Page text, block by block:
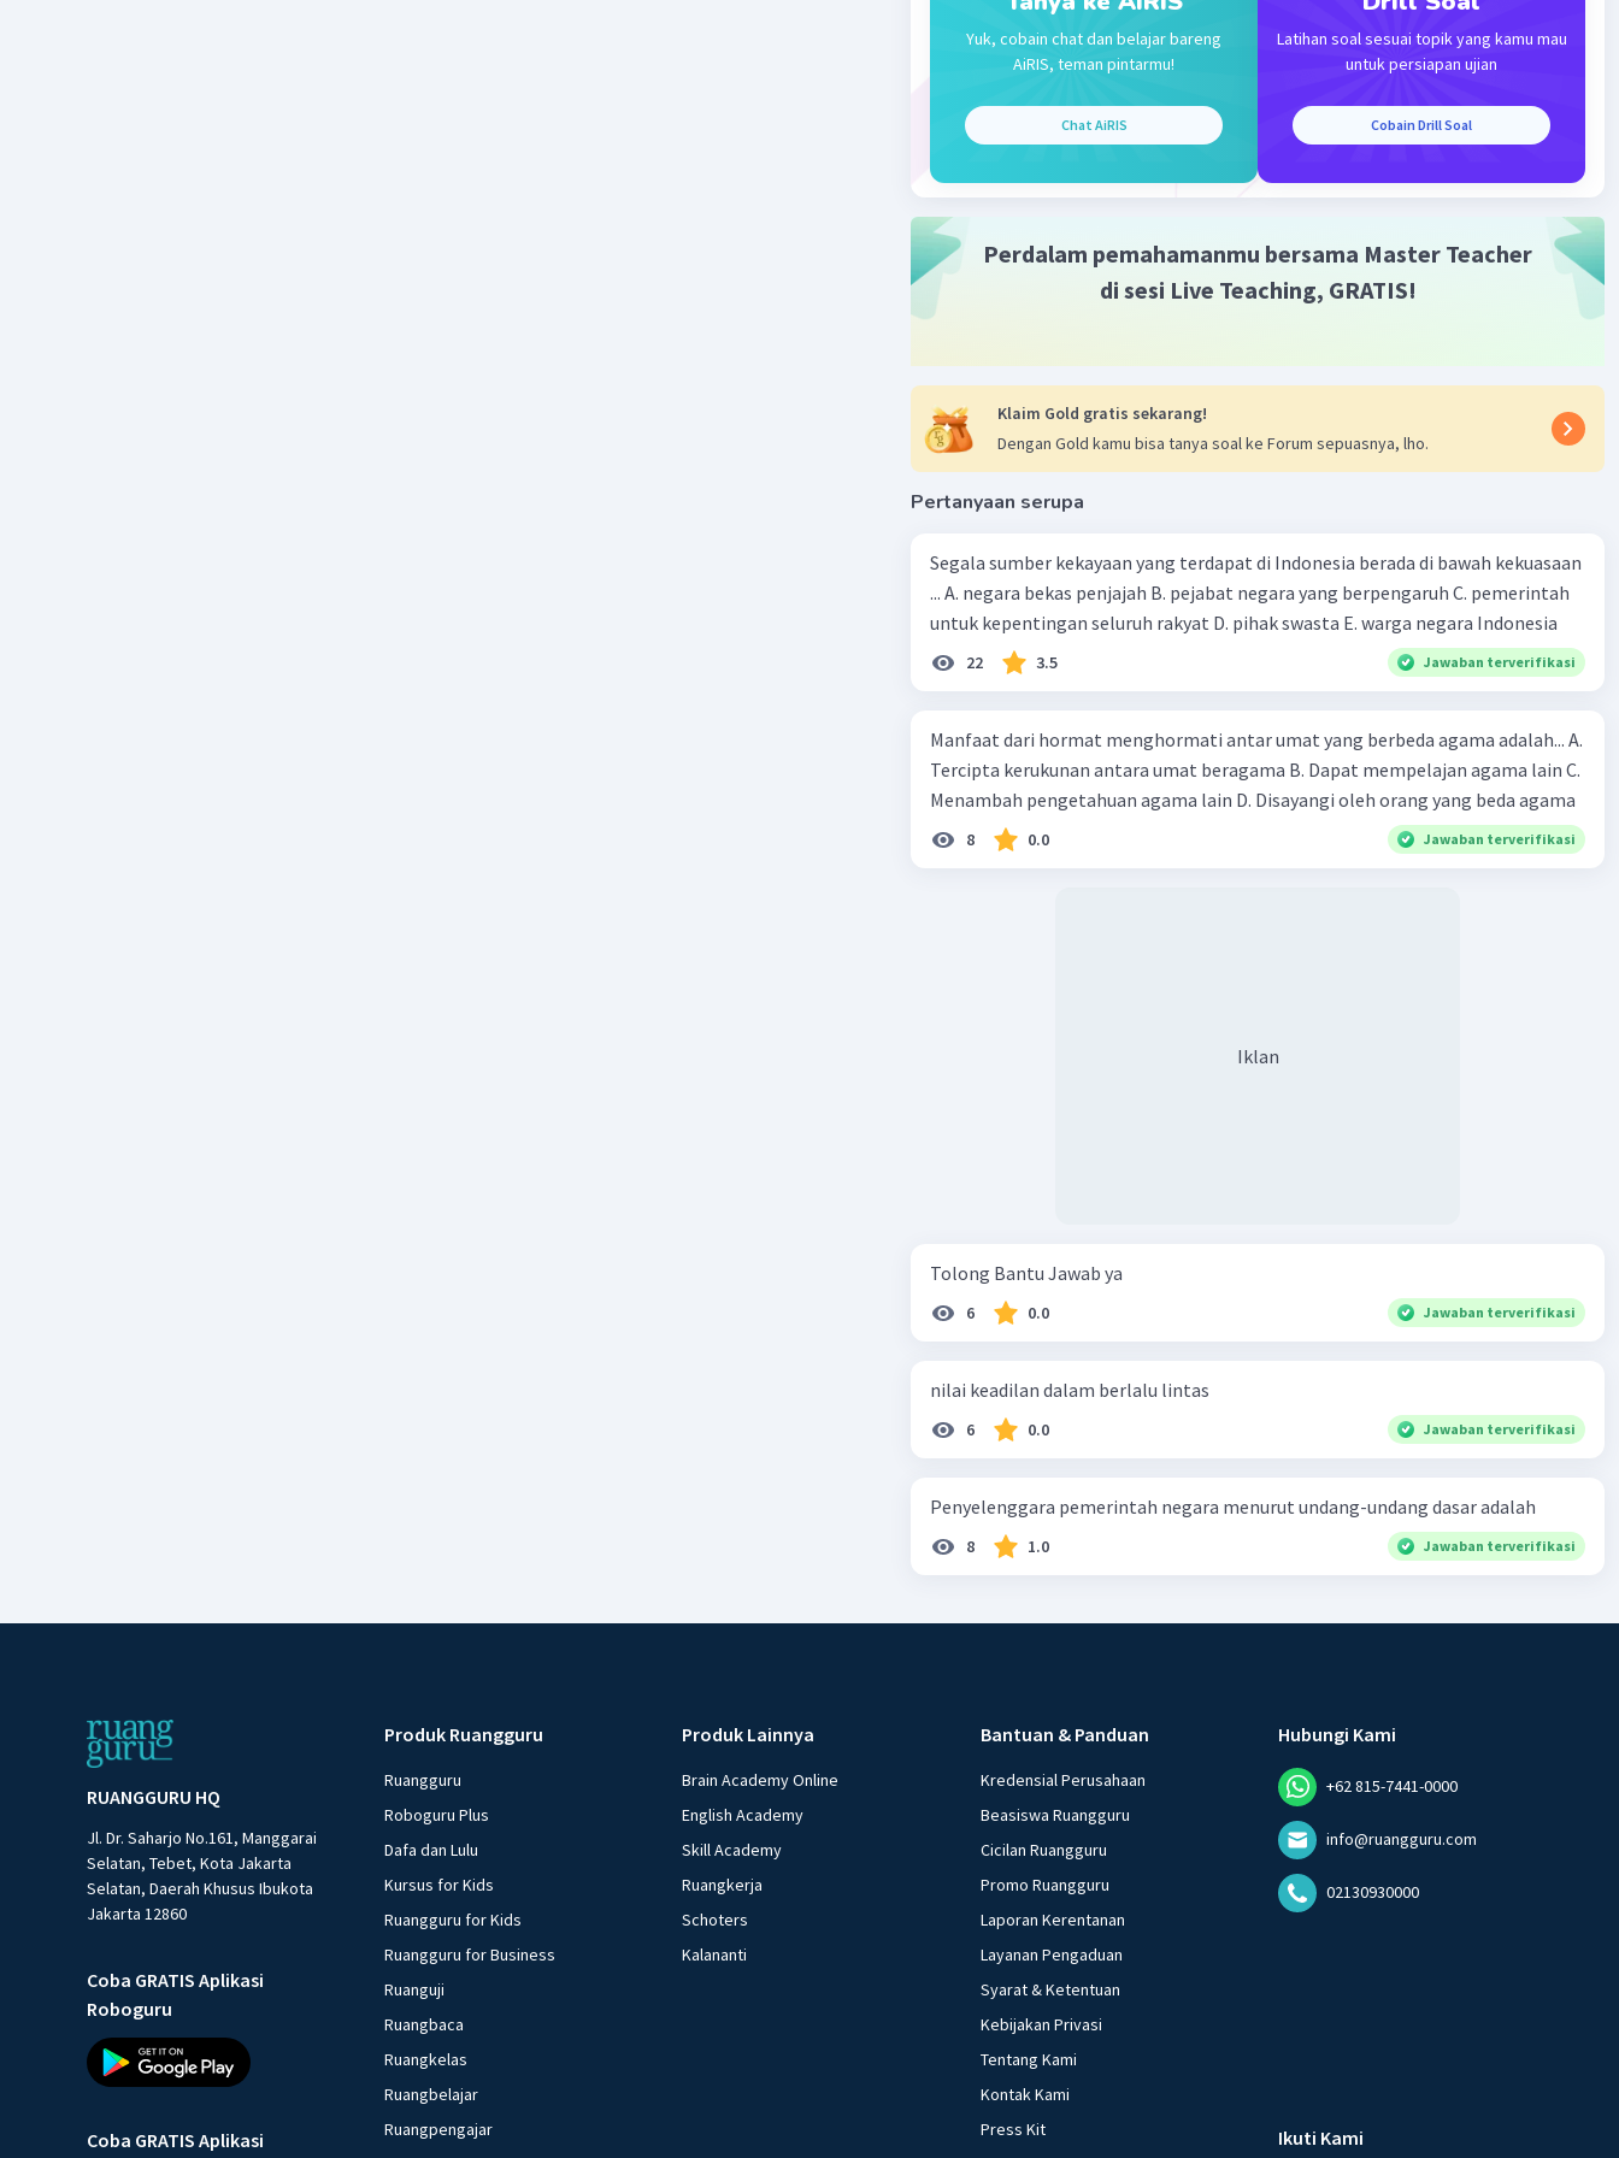
15 Desember 2023 03:19
Jawaban terverifikasi
Jawaban yang tepat untuk soal tersebut adalahopsi B. Cara kerja
otonomi daerah.
Beri Rating· 0.0(0) Balas
Yuk, cobain chat dan belajar bareng
AiRIS, teman pintarmu!
Chat AiRIS
Latihan soal sesuai topik yang kamu mau
untuk persiapan ujian
Cobain Drill Soal
Perdalam pemahamanmu bersama Master Teacher
di sesi Live Teaching, GRATIS!
Klaim Gold gratis sekarang!
Dengan Gold kamu bisa tanya soal ke Forum sepuasnya, lho.
Pertanyaan serupa
Segala sumber kekayaan yang terdapat di Indonesia berada di bawah kekuasaan
... A. negara bekas penjajah B. pejabat negara yang berpengaruh C. pemerintah
untuk kepentingan seluruh rakyat D. pihak swasta E. warga negara Indonesia
22 3.5 Jawaban terverifikasi
Manfaat dari hormat menghormati antar umat yang berbeda agama adalah... A.
Tercipta kerukunan antara umat beragama B. Dapat mempelajan agama lain C.
Menambah pengetahuan agama lain D. Disayangi oleh orang yang beda agama
8 0.0 Jawaban terverifikasi
Iklan
Tolong Bantu Jawab ya
6 0.0 Jawaban terverifikasi
nilai keadilan dalam berlalu lintas
6 0.0 Jawaban terverifikasi
Penyelenggara pemerintah negara menurut undang-undang dasar adalah
8 1.0 Jawaban terverifikasi
RUANGGURU HQ
Jl. Dr. Saharjo No.161, Manggarai
Selatan, Tebet, Kota Jakarta
Selatan, Daerah Khusus Ibukota
Jakarta 12860
Coba GRATIS Aplikasi
Roboguru
Coba GRATIS Aplikasi
Produk Ruangguru
Ruangguru
Roboguru Plus
Dafa dan Lulu
Kursus for Kids
Ruangguru for Kids
Ruangguru for Business
Ruanguji
Ruangbaca
Ruangkelas
Ruangbelajar
Ruangpengajar
Produk Lainnya
Brain Academy Online
English Academy
Skill Academy
Ruangkerja
Schoters
Kalananti
Bantuan & Panduan
Kredensial Perusahaan
Beasiswa Ruangguru
Cicilan Ruangguru
Promo Ruangguru
Laporan Kerentanan
Layanan Pengaduan
Syarat & Ketentuan
Kebijakan Privasi
Tentang Kami
Kontak Kami
Press Kit
Hubungi Kami
+62 815-7441-0000
info@ruangguru.com
02130930000
Ikuti Kami